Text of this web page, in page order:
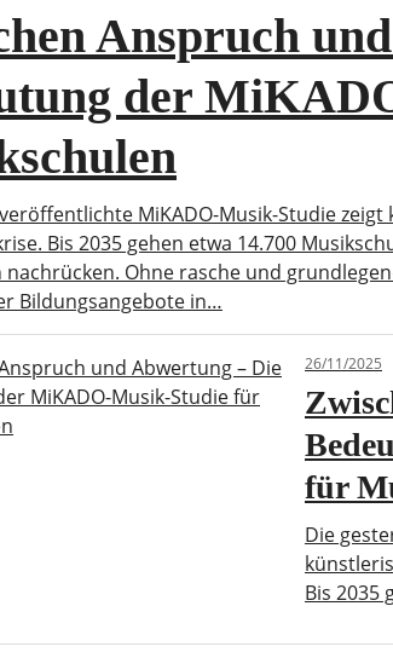
Anspruch
der
MiKADO-Musik-Studie
Bis 2035 gehen etwa 14.700
nachrücken. Ohne rasche und
Bildungsangebote in…
26/11/2025
für
Die
Bis 2035